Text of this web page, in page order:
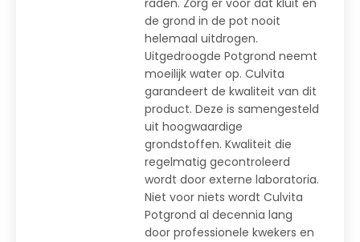
de grond in de pot nooit
helemaal uitdrogen.
Uitgedroogde Potgrond neemt
moeilijk water op. Culvita
garandeert de kwaliteit van dit
product. Deze is samengesteld
uit hoogwaardige
grondstoffen. Kwaliteit die
regelmatig gecontroleerd
wordt door externe laboratoria.
Niet voor niets wordt Culvita
Potgrond al decennia lang
door professionele kwekers en